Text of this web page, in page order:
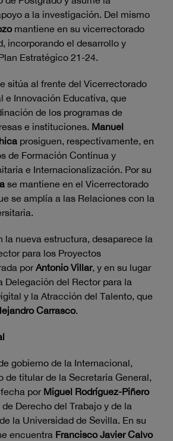
a la investigación. Del mismo
mantiene en su vicerrectorado
incorporando el desarrollo y
Estratégico 21-24.
sitúa al frente del Vicerrectorado
e Innovación Educativa, que
de los programas de
e instituciones. Manuel
prosiguen, respectivamente, en
de Formación Continua y
e Internacionalización. Por su
se mantiene en el Vicerrectorado
se amplía a las Relaciones con la
la nueva estructura, desaparece la
para los Proyectos
porAntonio Villar, y en su lugar
Delegación del Rector para la
y la Atracción del Talento, que
Carrasco.
gobierno de la Internacional,
de titular de la Secretaría General,
por Miguel Rodríguez-Piñero
Derecho del Trabajo y de la
la Universidad de Sevilla. En su
encuentra Francisco Javier Calvo